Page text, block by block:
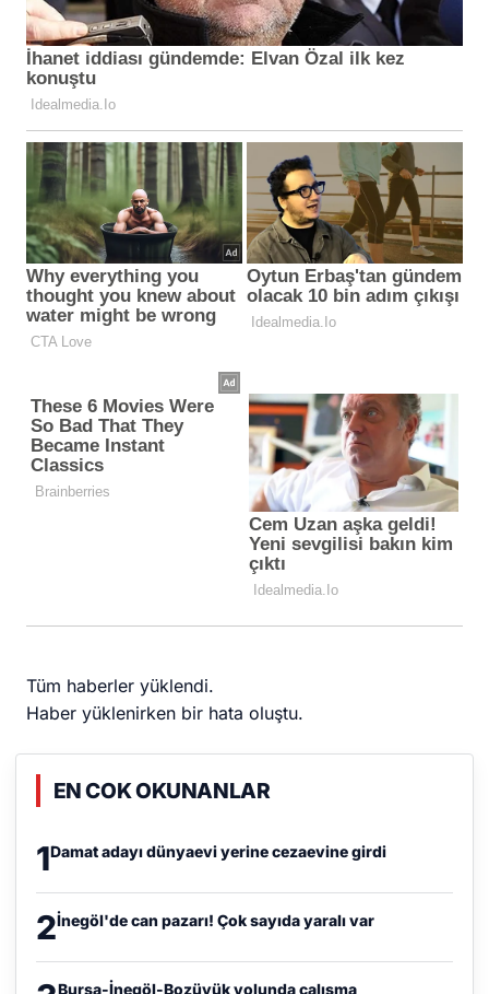
Tüm haberler yüklendi.
Haber yüklenirken bir hata oluştu.
EN COK OKUNANLAR
1Damat adayı dünyaevi yerine cezaevine girdi
2İnegöl'de can pazarı! Çok sayıda yaralı var
Bursa-İnegöl-Bozüyük yolunda çalışma